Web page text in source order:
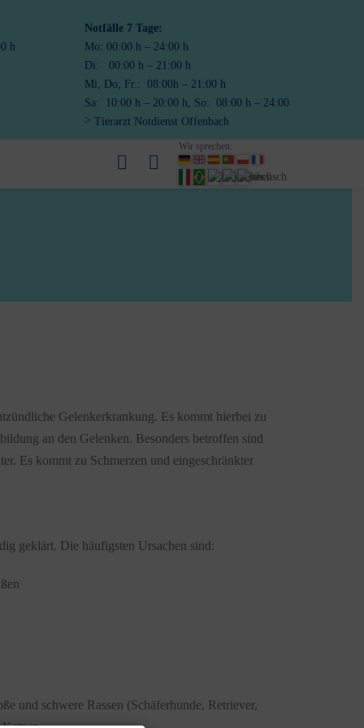
h
Notfälle 7 Tage:
Mo: 00:00 h – 24:00 h
Di: 00:00 h – 21:00 h
Mi, Do, Fr.: 08:00h – 21:00 h
Sa: 10:00 h – 20:00 h, So: 08:00 h – 24:00
Tierarzt Notdienst Offenbach
Wir sprechen:
Gelenkerkrankung. Es kommt hierbei zu
an den Gelenken. Besonders betroffen sind
Es kommt zu Schmerzen und eingeschränkter
geklärt. Die häufigsten Ursachen sind:
und schwere Rassen (Schäferhunde, Retriever,